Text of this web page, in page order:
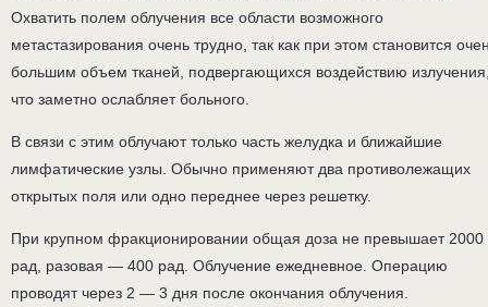
Охватить полем облучения все области возможного
метастазирования очень трудно, так как при этом становится
большим объем тканей, подвергающихся воздействию
что заметно ослабляет больного.
В связи с этим облучают только часть желудка и ближайшие
лимфатические узлы. Обычно применяют два противолежащих
открытых поля или одно переднее через решетку.
При крупном фракционировании общая доза не превышает 2000
рад, разовая — 400 рад. Облучение ежедневное. Операцию
проводят через 2 — 3 дня после окончания облучения.